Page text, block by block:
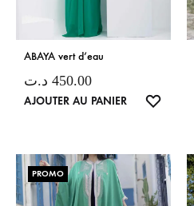
ABAYA vert d’eau
450.00 د.ت
AJOUTER AU PANIER
PROMO